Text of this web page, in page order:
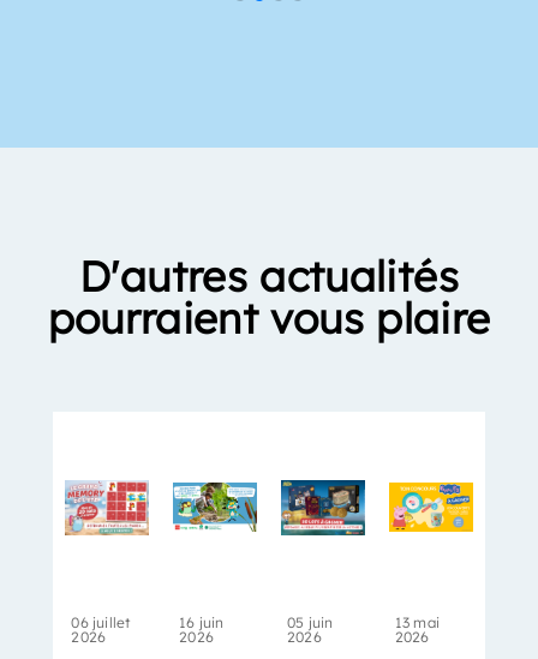
D'autres actualités
pourraient vous plaire
06 juillet
2026
16 juin
2026
05 juin
2026
13 mai
2026